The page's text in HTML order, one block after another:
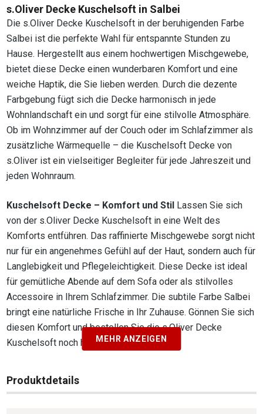
s.Oliver Decke Kuschelsoft in Salbei
Die s.Oliver Decke Kuschelsoft in der beruhigenden Farbe
Salbei ist die perfekte Wahl für entspannte Stunden zu
Hause. Hergestellt aus einem hochwertigen Mischgewebe,
bietet diese Decke einen wunderbaren Komfort und eine
weiche Haptik, die Sie lieben werden. Durch die dezente
Farbgebung fügt sich die Decke harmonisch in jede
Wohnlandschaft ein und sorgt für eine stilvolle Atmosphäre.
Ob im Wohnzimmer auf der Couch oder im Schlafzimmer als
zusätzliche Wärmequelle – die Kuschelsoft Decke von
s.Oliver ist ein vielseitiger Begleiter für jede Jahreszeit und
jeden Wohnraum.
Kuschelsoft Decke – Komfort und Stil Lassen Sie sich
von der s.Oliver Decke Kuschelsoft in eine Welt des
Komforts entführen. Das raffinierte Mischgewebe sorgt nicht
nur für ein angenehmes Gefühl auf der Haut, sondern auch für
Langlebigkeit und Pflegeleichtigkeit. Diese Decke ist ideal
für gemütliche Abende auf dem Sofa oder als stilvolles
Accessoire in Ihrem Schlafzimmer. Die subtile Farbe Salbei
bringt eine natürliche Frische in Ihr Zuhause. Gönnen Sie sich
diesen Komfort und bestellen Sie die s.Oliver Decke
Kuschelsoft noch heute.MEHR ANZEIGEN
Produktdetails